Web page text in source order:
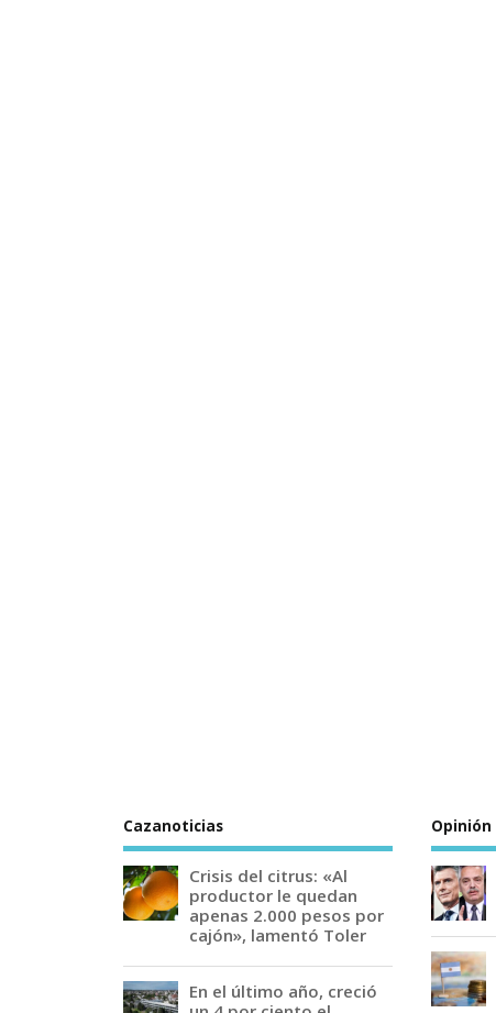
Cazanoticias
Crisis del citrus: «Al
productor le quedan
apenas 2.000 pesos por
cajón», lamentó Toler
En el último año, creció
Opinión